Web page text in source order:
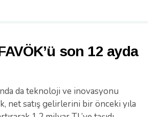
son 12 ayda
da teknoloji ve inovasyonu
net satış gelirlerini bir önceki yıla